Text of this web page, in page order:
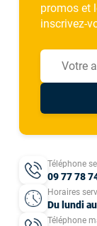
promos et
inscrivez-
Téléphone
09 77 78
Horaires
Du lundi
Téléphone